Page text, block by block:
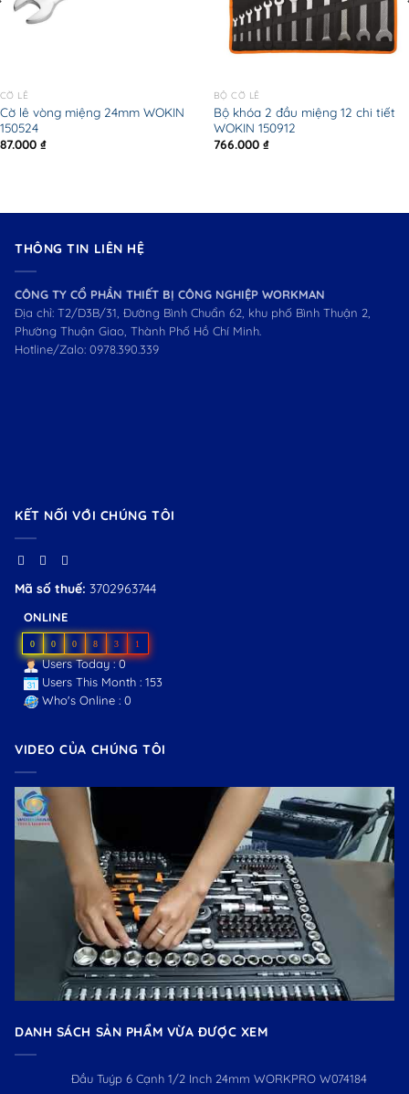
CỜ LÊ
Cờ lê vòng miệng 24mm WOKIN
150524
87.000 ₫
BỘ CỜ LÊ
Bộ khóa 2 đầu miệng 12 chi tiết
WOKIN 150912
766.000 ₫
THÔNG TIN LIÊN HỆ
CÔNG TY CỔ PHẦN THIẾT BỊ CÔNG NGHIỆP WORKMAN
Địa chỉ: T2/D3B/31, Đường Bình Chuẩn 62, khu phố Bình Thuận 2,
Phường Thuận Giao, Thành Phố Hồ Chí Minh.
Hotline/Zalo: 0978.390.339
KẾT NỐI VỚI CHÚNG TÔI
Mã số thuế: 3702963744
ONLINE
0 0 0 8 3 1
Users Today : 0
Users This Month : 153
Who's Online : 0
VIDEO CỦA CHÚNG TÔI
DANH SÁCH SẢN PHẨM VỪA ĐƯỢC XEM
Đầu Tuýp 6 Cạnh 1/2 Inch 24mm WORKPRO W074184